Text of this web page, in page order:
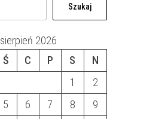
Szukaj
sierpień 2026
Ś C P S
N
1
2
5 6 7 8
9